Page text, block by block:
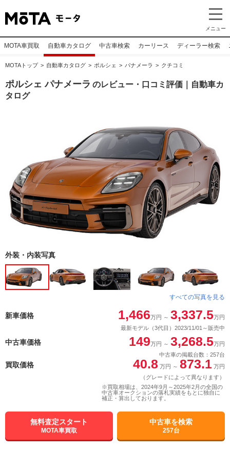
メニュー
MOTA車買取 自動車カタログ 中古車検索 カーリース ディーラー検索
MOTAトップ 自動車カタログ ポルシェ パナメーラ クチコミ
ポルシェ パナメーラ のレビュー・口コミ評価｜自動車カ
タログ
外装・内装写真
すべての写真を見る
新車価格 1,466万円 ～ 3,337.5万円
最新モデル（3代目）2023/11/01～販売中
中古車価格 149万円 ～ 3,268.5万円
中古車の掲載台数：257台
買取価格 40.8 万円 ～ 873.1 万円
（グレードによって異なります）
※買取相場は、2024年9月～2025年2月の全国の
中古車オークションの落札実績をもとに独自に
補正・算出しております。
無料査定スタート
MOTA車買取
中古車を検索
257台